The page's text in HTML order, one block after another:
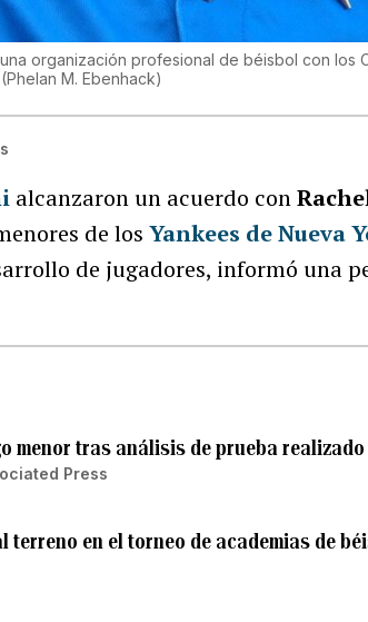
organización profesional de béisbol con los
(Phelan M. Ebenhack)
alcanzaron un acuerdo con
de losYankees de Nueva
de jugadores, informó una
menor tras análisis de prueba
Press
en el torneo de academias de